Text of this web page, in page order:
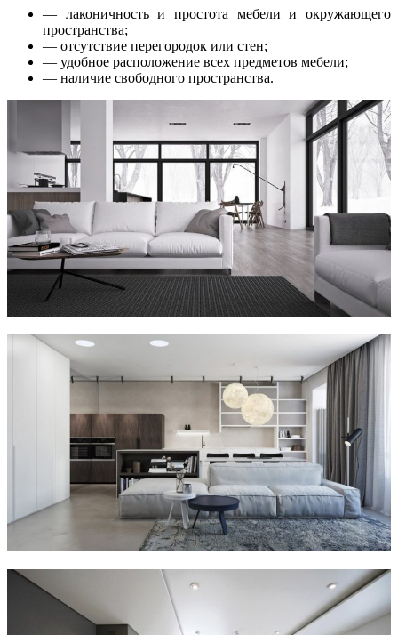
— лаконичность и простота мебели и окружающего
пространства;
— отсутствие перегородок или стен;
— удобное расположение всех предметов мебели;
— наличие свободного пространства.